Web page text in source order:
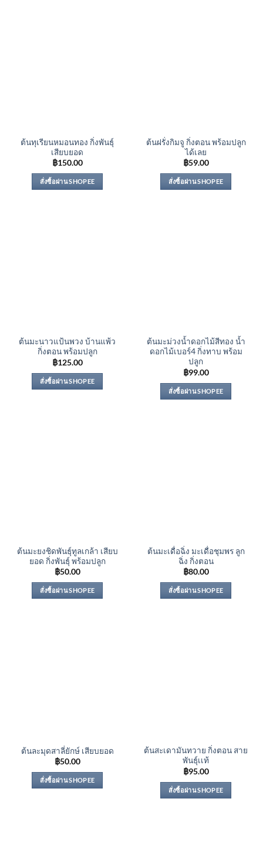
ต้นทุเรียนหมอนทอง กิ่งพันธุ์
เสียบยอด
฿150.00
สั่งซื้อผ่าน SHOPEE
ต้นฝรั่งกิมจู กิ่งตอน พร้อมปลูก
ได้เลย
฿59.00
สั่งซื้อผ่าน SHOPEE
ต้นมะนาวแป้นพวง บ้านแพ้ว
กิ่งตอน พร้อมปลูก
฿125.00
สั่งซื้อผ่าน SHOPEE
ต้นมะม่วงน้ำดอกไม้สีทอง น้ำ
ดอกไม้เบอร์4 กิ่งทาบ พร้อม
ปลูก
฿99.00
สั่งซื้อผ่าน SHOPEE
ต้นมะยงชิดพันธุ์ทูลเกล้า เสียบ
ยอด กิ่งพันธุ์ พร้อมปลูก
฿50.00
สั่งซื้อผ่าน SHOPEE
ต้นมะเดื่อฉิ่ง มะเดื่อชุมพร ลูก
ฉิ่ง กิ่งตอน
฿80.00
สั่งซื้อผ่าน SHOPEE
ต้นละมุดสาลี่ยักษ์ เสียบยอด
฿50.00
สั่งซื้อผ่าน SHOPEE
ต้นสะเดามันทวาย กิ่งตอน สาย
พันธุ์เเท้
฿95.00
สั่งซื้อผ่าน SHOPEE